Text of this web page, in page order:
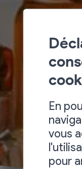
En
vous
pour